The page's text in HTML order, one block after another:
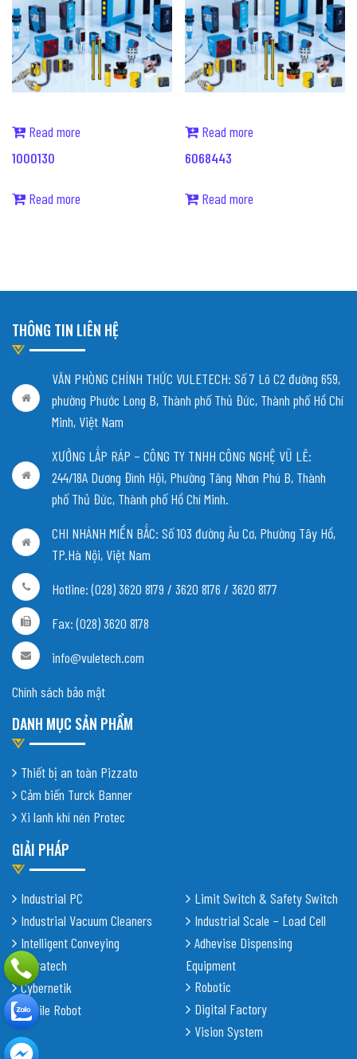
Read more
1000130
Read more
Read more
6068443
Read more
THÔNG TIN LIÊN HỆ
VĂN PHÒNG CHÍNH THỨC VULETECH: Số 7 Lô C2 đường 659,
phường Phước Long B, Thành phố Thủ Đức, Thành phố Hồ Chí
Minh, Việt Nam
XƯỞNG LẮP RÁP – CÔNG TY TNHH CÔNG NGHỆ VŨ LÊ:
244/18A Dương Đình Hội, Phường Tăng Nhơn Phú B, Thành
phố Thủ Đức, Thành phố Hồ Chí Minh.
CHI NHÁNH MIỀN BẮC: Số 103 đường Âu Cơ, Phường Tây Hồ,
TP.Hà Nội, Việt Nam
Hotline: (028) 3620 8179 / 3620 8176 / 3620 8177
Fax: (028) 3620 8178
info@vuletech.com
Chính sách bảo mật
DANH MỤC SẢN PHẨM
Thiết bị an toàn Pizzato
Cảm biến Turck Banner
Xi lanh khí nén Protec
GIẢI PHÁP
Industrial PC
Industrial Vacuum Cleaners
Intelligent Conveying
Shiratech
Cybernetik
Mobile Robot
Limit Switch & Safety Switch
Industrial Scale – Load Cell
Adhevise Dispensing
Equipment
Robotic
Digital Factory
Vision System